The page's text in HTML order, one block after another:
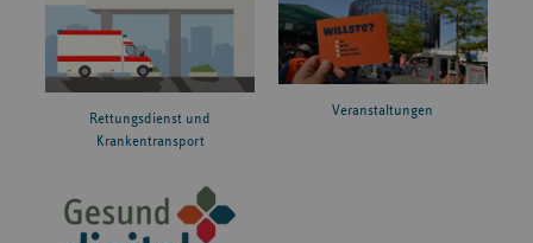
Rettungsdienst und
Krankentransport
Veranstaltungen